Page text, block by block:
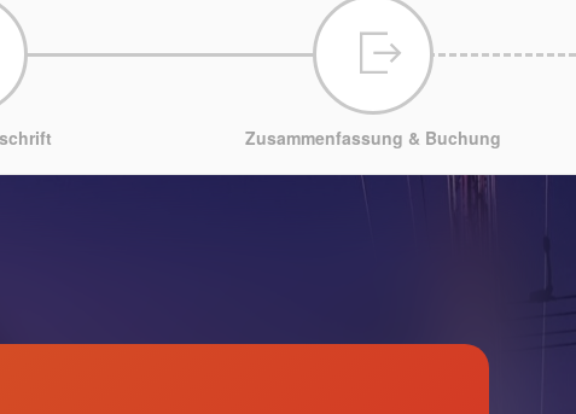
Zusammenfassung & Buchung